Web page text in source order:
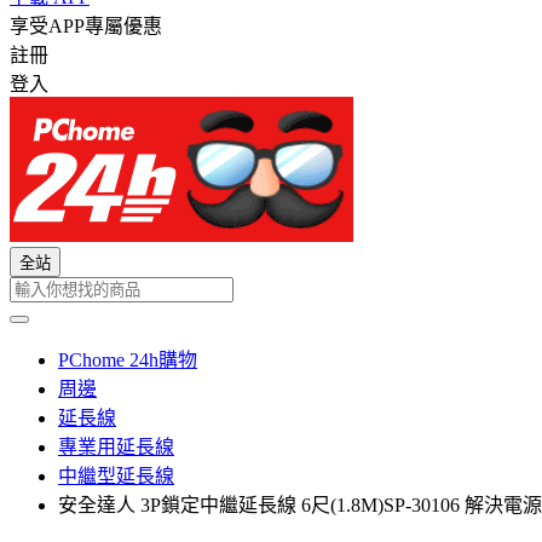
享受APP專屬優惠
註冊
登入
全站
PChome 24h購物
周邊
延長線
專業用延長線
中繼型延長線
安全達人 3P鎖定中繼延長線 6尺(1.8M)SP-30106 解決電